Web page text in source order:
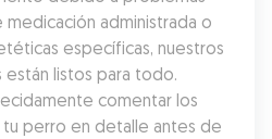
administrada o
específicas, nuestros
listos para todo.
comentar los
perro en detalle antes de